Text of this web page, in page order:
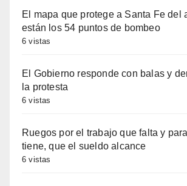
El mapa que protege a Santa Fe del
están los 54 puntos de bombeo
6 vistas
El Gobierno responde con balas y
la protesta
6 vistas
Ruegos por el trabajo que falta y
tiene, que el sueldo alcance
6 vistas